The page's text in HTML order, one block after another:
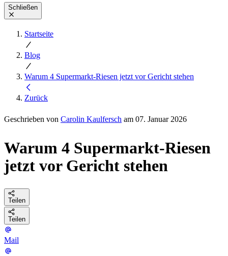
Schließen
Startseite
Blog
Warum 4 Supermarkt-Riesen jetzt vor Gericht stehen
Zurück
Geschrieben von Carolin Kaulfersch am 07. Januar 2026
Warum 4 Supermarkt-Riesen
jetzt vor Gericht stehen
Teilen
Teilen
Mail